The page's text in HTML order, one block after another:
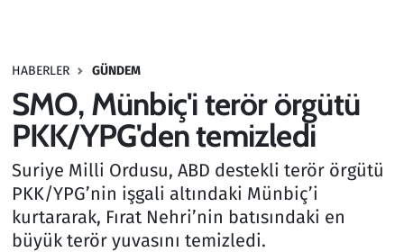
HABERLER GÜNDEM
SMO, Münbiç'i terör örgütü
PKK/YPG'den temizledi
Suriye Milli Ordusu, ABD destekli terör örgütü
PKK/YPG’nin işgali altındaki Münbiç’i
kurtararak, Fırat Nehri’nin batısındaki en
büyük terör yuvasını temizledi.
Haber
Kültür Sanat
Kurumsal Haberler
Lezzet Durağı